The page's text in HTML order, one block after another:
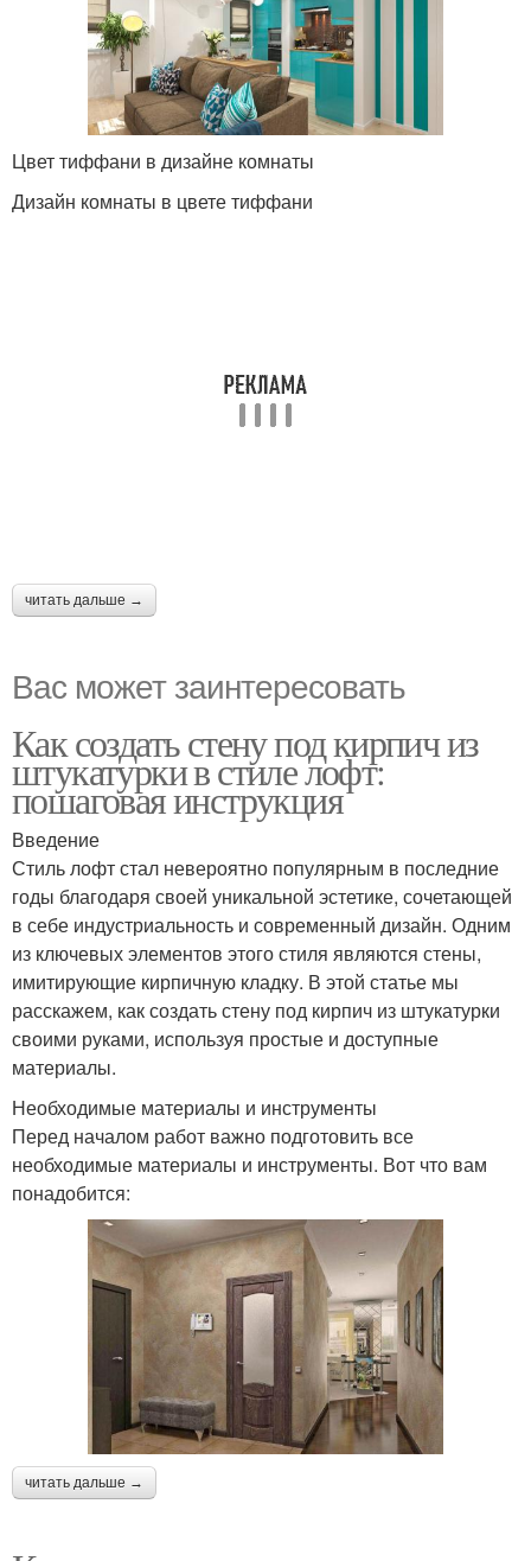
Цвет тиффани в дизайне комнаты
Дизайн комнаты в цвете тиффани
читать дальше →
Вас может заинтересовать
Как создать стену под кирпич из
штукатурки в стиле лофт:
пошаговая инструкция
Введение
Стиль лофт стал невероятно популярным в последние
годы благодаря своей уникальной эстетике, сочетающей
в себе индустриальность и современный дизайн. Одним
из ключевых элементов этого стиля являются стены,
имитирующие кирпичную кладку. В этой статье мы
расскажем, как создать стену под кирпич из штукатурки
своими руками, используя простые и доступные
материалы.
Необходимые материалы и инструменты
Перед началом работ важно подготовить все
необходимые материалы и инструменты. Вот что вам
понадобится:
читать дальше →